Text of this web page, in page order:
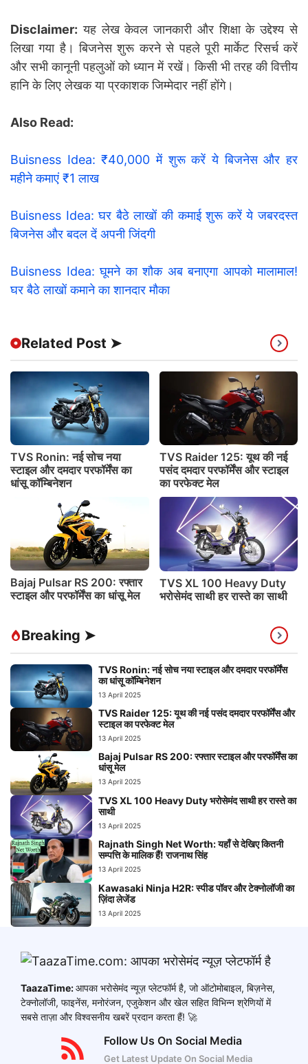
Disclaimer: यह लेख केवल जानकारी और शिक्षा के उद्देश्य से
लिखा गया है। बिजनेस शुरू करने से पहले पूरी मार्केट रिसर्च करें
और सभी कानूनी पहलुओं को ध्यान में रखें। किसी भी तरह की वित्तीय
हानि के लिए लेखक या प्रकाशक जिम्मेदार नहीं होंगे।
Also Read:
Buisness Idea: ₹40,000 में शुरू करें ये बिजनेस और हर
महीने कमाएं ₹1 लाख
Buisness Idea: घर बैठे लाखों की कमाई शुरू करें ये जबरदस्त
बिजनेस और बदल दें अपनी जिंदगी
Buisness Idea: घूमने का शौक अब बनाएगा आपको मालामाल!
घर बैठे लाखों कमाने का शानदार मौका
Related Post ➤
TVS Ronin: नई सोच नया
स्टाइल और दमदार परफॉर्मेंस का
धांसू कॉम्बिनेशन
TVS Raider 125: यूथ की नई
पसंद दमदार परफॉर्मेंस और स्टाइल
का परफेक्ट मेल
Bajaj Pulsar RS 200: रफ्तार
स्टाइल और परफॉर्मेंस का धांसू मेल
TVS XL 100 Heavy Duty
भरोसेमंद साथी हर रास्ते का साथी
Breaking ➤
TVS Ronin: नई सोच नया स्टाइल और दमदार परफॉर्मेंस
का धांसू कॉम्बिनेशन
13 April 2025
TVS Raider 125: यूथ की नई पसंद दमदार परफॉर्मेंस और
स्टाइल का परफेक्ट मेल
13 April 2025
Bajaj Pulsar RS 200: रफ्तार स्टाइल और परफॉर्मेंस का
धांसू मेल
13 April 2025
TVS XL 100 Heavy Duty भरोसेमंद साथी हर रास्ते का
साथी
13 April 2025
Rajnath Singh Net Worth: यहाँ से देखिए कितनी
सम्पत्ति के मालिक हैं! राजनाथ सिंह
13 April 2025
Kawasaki Ninja H2R: स्पीड पॉवर और टेक्नोलॉजी का
ज़िंदा लेजेंड
13 April 2025
TaazaTime:आपका भरोसेमंद न्यूज़ प्लेटफॉर्म है, जो ऑटोमोबाइल, बिज़नेस,
टेक्नोलॉजी, फाइनेंस, मनोरंजन, एजुकेशन और खेल सहित विभिन्न श्रेणियों में
सबसे ताज़ा और विश्वसनीय खबरें प्रदान करता हैं! 🚀
Follow Us On Social Media
Get Latest Update On Social Media